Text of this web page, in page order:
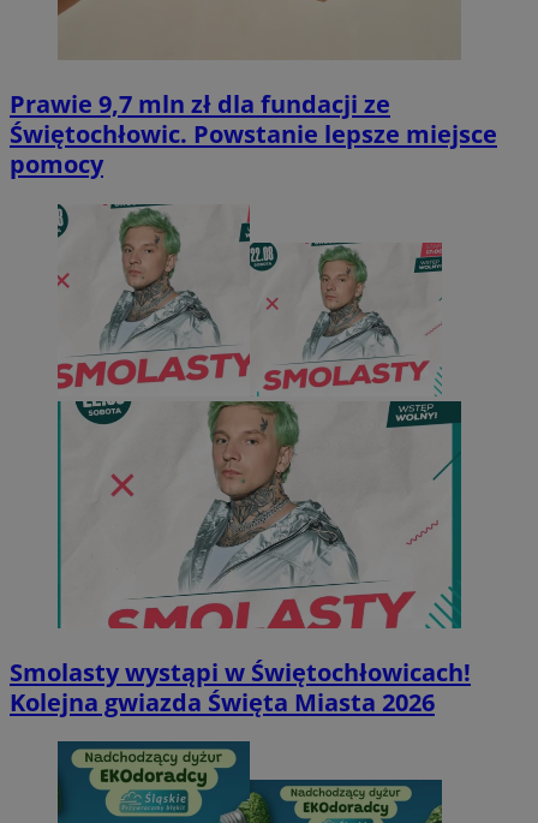
Prawie 9,7 mln zł dla fundacji ze
Świętochłowic. Powstanie lepsze miejsce
pomocy
Smolasty wystąpi w Świętochłowicach!
Kolejna gwiazda Święta Miasta 2026